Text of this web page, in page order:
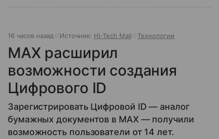
16 часов назад Источник: Hi-Tech Mail Технологии
MAX расширил
возможности создания
Цифрового ID
Зарегистрировать Цифровой ID — аналог
бумажных документов в MAX — получили
возможность пользователи от 14 лет.